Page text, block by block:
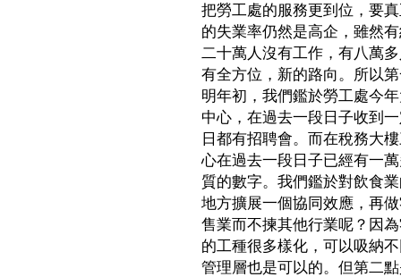
把勞工處的服務更到位，要
的失業率仍然是高企，雖然
二十萬人沒有工作，有八萬
有全方位，新的路向。所以
明年初，我們鑑於勞工處今
中心，在過去一段日子收到
日都有招聘會。而在稅務大
心在過去一段日子已經有一
質的數字。我們鑑於對飲食
地方擴展一個協同效應，再
售業而不揀其他行業呢？因
的工種很多樣化，可以吸納
管理層也是可以的。但第二